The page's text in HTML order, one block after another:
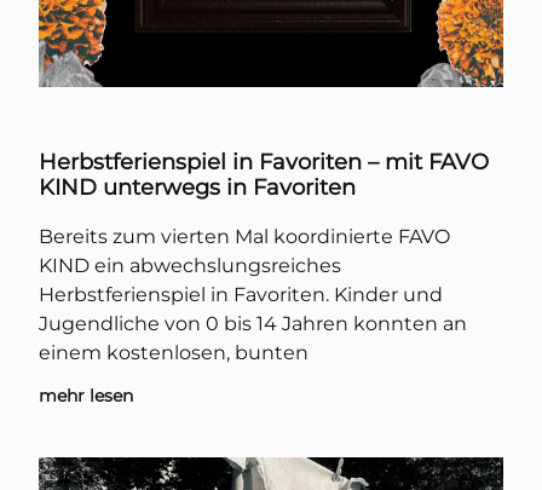
Herbstferienspiel in Favoriten – mit FAVO
KIND unterwegs in Favoriten
Bereits zum vierten Mal koordinierte FAVO
KIND ein abwechslungsreiches
Herbstferienspiel in Favoriten. Kinder und
Jugendliche von 0 bis 14 Jahren konnten an
einem kostenlosen, bunten
mehr lesen